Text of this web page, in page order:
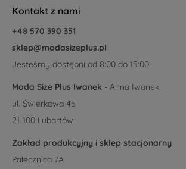
Kontakt z nami
+48 570 390 351
sklep@modasizeplus.pl
Jesteśmy dostępni od 8:00 do 15:00
Moda Size Plus Iwanek - Anna Iwanek
ul. Świerkowa 45
21-100 Lubartów
Zakład produkcyjny i sklep stacjonarny
Pałecznica 7A